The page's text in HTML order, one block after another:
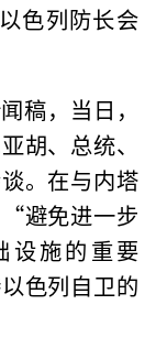
色列防长会
稿，当日，
胡、总统、
。在与内塔
避免进一步
设施的重要
色列自卫的